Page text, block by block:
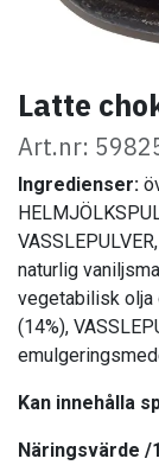
Latte
Art.nr:
Ingredienser:
naturlig
vegetabilisk olja
(14%),
Kan innehålla
Näringsvärde /